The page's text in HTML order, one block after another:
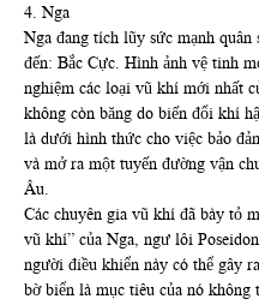
4. Nga
Nga đang tích lũy sức mạnh
đến: Bắc Cực. Hình ảnh vệ tinh
nghiệm các loại vũ khí mới nhất
không còn băng do biến đổi khí
là dưới hình thức cho việc bảo
và mở ra một tuyến đường vận
Âu.
Các chuyên gia vũ khí đã bày tỏ
vũ khí” của Nga, ngư lôi
người điều khiển này có thể gây
bờ biển là mục tiêu của nó